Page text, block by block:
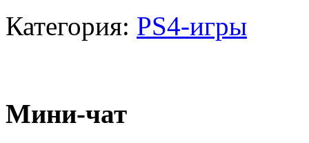
Категория: PS4-игры
Мини-чат